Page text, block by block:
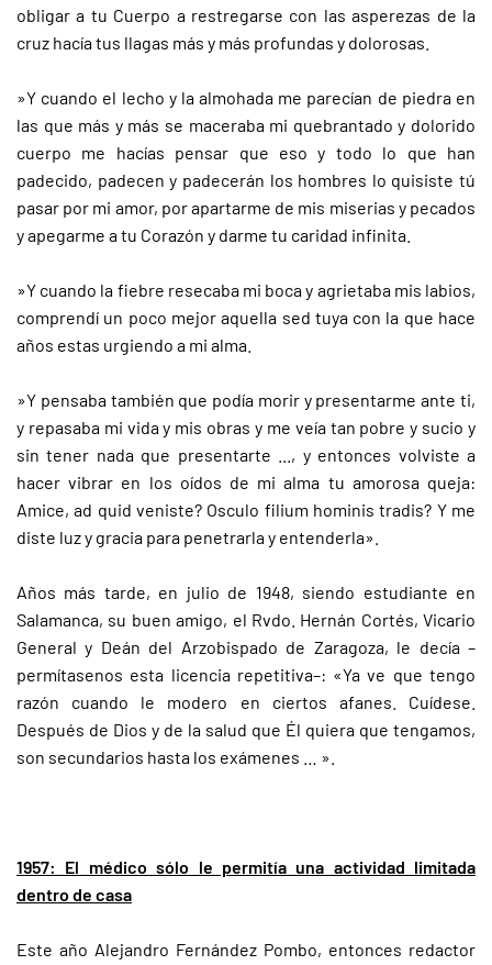
obligar a tu Cuerpo a restregarse con las asperezas de la
cruz hacía tus llagas más y más profundas y dolorosas.
»Y cuando el lecho y la almohada me parecían de piedra en
las que más y más se maceraba mi quebrantado y dolorido
cuerpo me hacías pensar que eso y todo lo que han
padecido, padecen y padecerán los hombres lo quisiste tú
pasar por mi amor, por apartarme de mis miserias y pecados
y apegarme a tu Corazón y darme tu caridad infinita.
»Y cuando la fiebre resecaba mi boca y agrietaba mis labios,
comprendí un poco mejor aquella sed tuya con la que hace
años estas urgiendo a mi alma.
»Y pensaba también que podía morir y presentarme ante ti,
y repasaba mi vida y mis obras y me veía tan pobre y sucio y
sin tener nada que presentarte ..., y entonces volviste a
hacer vibrar en los oídos de mi alma tu amorosa queja:
Amice, ad quid veniste? Osculo filium hominis tradis? Y me
diste luz y gracia para penetrarla y entenderla».
Años más tarde, en julio de 1948, siendo estudiante en
Salamanca, su buen amigo, el Rvdo. Hernán Cortés, Vicario
General y Deán del Arzobispado de Zaragoza, le decía –
permítasenos esta licencia repetitiva–: «Ya ve que tengo
razón cuando le modero en ciertos afanes. Cuídese.
Después de Dios y de la salud que Él quiera que tengamos,
son secundarios hasta los exámenes … ».
1957: El médico sólo le permitía una actividad limitada
dentro de casa
Este año Alejandro Fernández Pombo, entonces redactor